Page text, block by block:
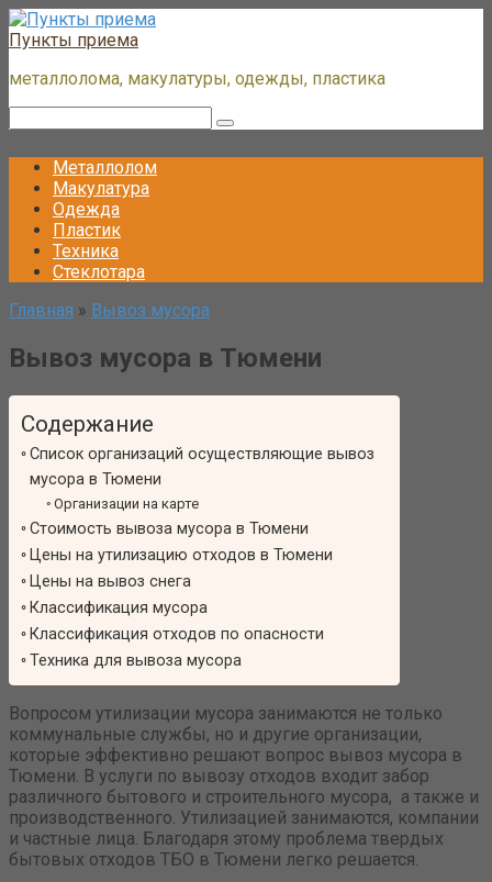
Перейти
к
Пункты приема
металлолома, макулатуры, одежды, пластика
Металлолом
Макулатура
Одежда
Пластик
Техника
Стеклотара
Главная » Вывоз мусора
Вывоз мусора в Тюмени
Содержание
Список организаций осуществляющие вывоз
мусора в Тюмени
Организации на карте
Стоимость вывоза мусора в Тюмени
Цены на утилизацию отходов в Тюмени
Цены на вывоз снега
Классификация мусора
Классификация отходов по опасности
Техника для вывоза мусора
Вопросом утилизации мусора занимаются не только
коммунальные службы, но и другие организации,
которые эффективно решают вопрос вывоз мусора в
Тюмени. В услуги по вывозу отходов входит забор
различного бытового и строительного мусора, а также и
производственного. Утилизацией занимаются, компании
и частные лица. Благодаря этому проблема твердых
бытовых отходов ТБО в Тюмени легко решается.